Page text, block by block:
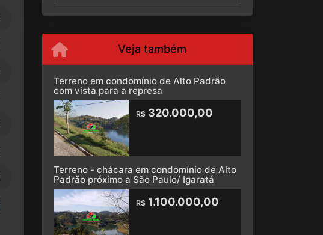
Veja também
Terreno em condomínio de Alto Padrão
com vista para a represa
R$320.000,00
Terreno - chácara em condomínio de Alto
Padrão próximo a São Paulo/ Igaratá
R$1.100.000,00